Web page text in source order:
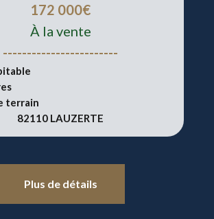
172 000€
À la vente
------------------------
terrain
82110 LAUZERTE
Plus de détails